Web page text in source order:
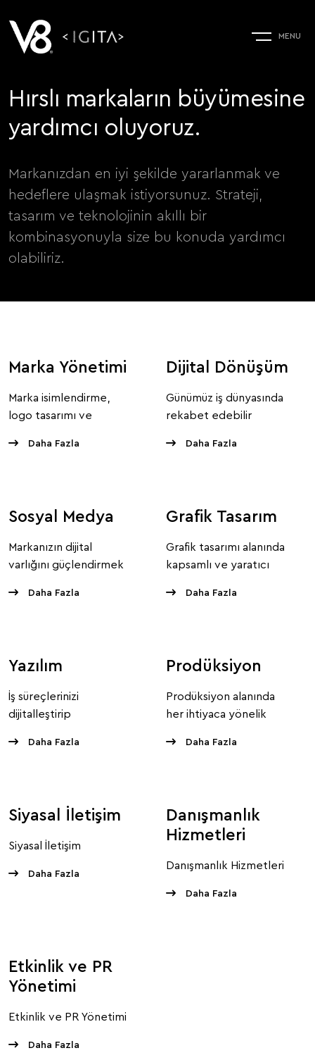
Hırslı markaların büyümesine
yardımcı oluyoruz.
Markanızdan en iyi şekilde yararlanmak ve
hedeflere ulaşmak istiyorsunuz. Strateji,
tasarım ve teknolojinin akıllı bir
kombinasyonuyla size bu konuda yardımcı
olabiliriz.
Marka Yönetimi
Marka isimlendirme,
logo tasarımı ve
Daha Fazla
Dijital Dönüşüm
Günümüz iş dünyasında
rekabet edebilir
Daha Fazla
Sosyal Medya
Markanızın dijital
varlığını güçlendirmek
Daha Fazla
Grafik Tasarım
Grafik tasarımı alanında
kapsamlı ve yaratıcı
Daha Fazla
Yazılım
İş süreçlerinizi
dijitalleştirip
Daha Fazla
Prodüksiyon
Prodüksiyon alanında
her ihtiyaca yönelik
Daha Fazla
Siyasal İletişim
Siyasal İletişim
Daha Fazla
Danışmanlık
Hizmetleri
Danışmanlık Hizmetleri
Daha Fazla
Etkinlik ve PR
Yönetimi
Etkinlik ve PR Yönetimi
Daha Fazla